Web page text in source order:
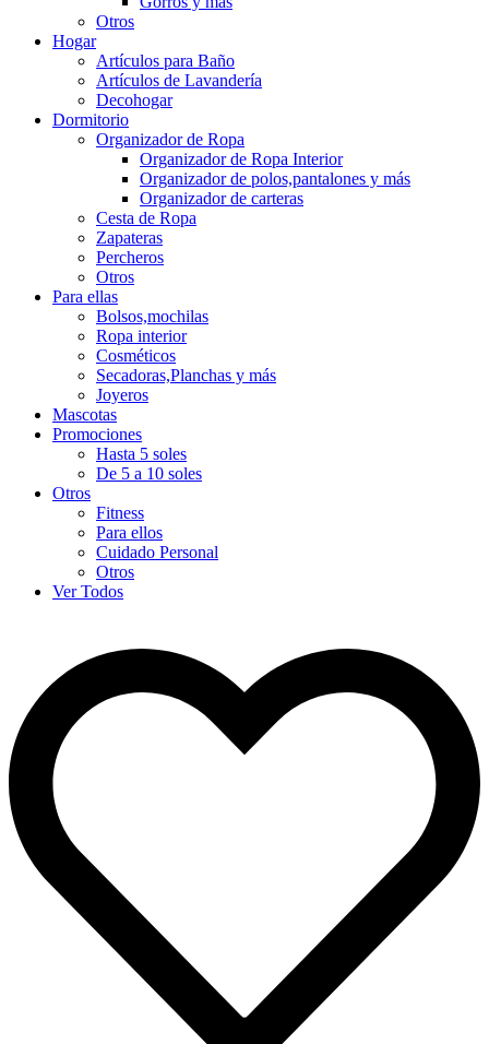
Otros
Hogar
Artículos para Baño
Artículos de Lavandería
Decohogar
Dormitorio
Organizador de Ropa
Organizador de Ropa Interior
Organizador de polos,pantalones y más
Organizador de carteras
Cesta de Ropa
Zapateras
Percheros
Otros
Para ellas
Bolsos,mochilas
Ropa interior
Cosméticos
Secadoras,Planchas y más
Joyeros
Mascotas
Promociones
Hasta 5 soles
De 5 a 10 soles
Otros
Fitness
Para ellos
Cuidado Personal
Otros
Ver Todos